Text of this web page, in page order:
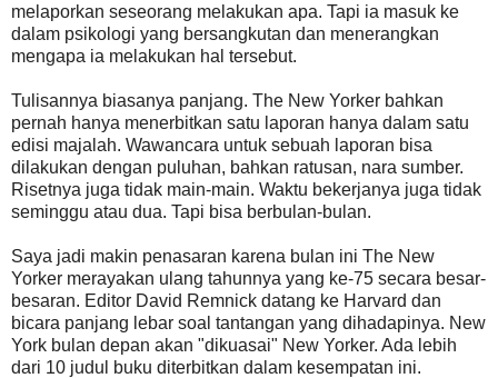
melaporkan seseorang melakukan apa. Tapi ia masuk ke
dalam psikologi yang bersangkutan dan menerangkan
mengapa ia melakukan hal tersebut.
Tulisannya biasanya panjang. The New Yorker bahkan
pernah hanya menerbitkan satu laporan hanya dalam satu
edisi majalah. Wawancara untuk sebuah laporan bisa
dilakukan dengan puluhan, bahkan ratusan, nara sumber.
Risetnya juga tidak main-main. Waktu bekerjanya juga tidak
seminggu atau dua. Tapi bisa berbulan-bulan.
Saya jadi makin penasaran karena bulan ini The New
Yorker merayakan ulang tahunnya yang ke-75 secara besar-
besaran. Editor David Remnick datang ke Harvard dan
bicara panjang lebar soal tantangan yang dihadapinya. New
York bulan depan akan "dikuasai" New Yorker. Ada lebih
dari 10 judul buku diterbitkan dalam kesempatan ini.